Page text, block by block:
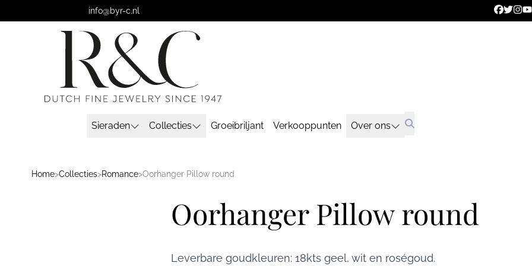
info@byr-c.nl
Sieraden Collecties Groeibriljant Verkooppunten Over ons
Home>Collecties>Romance>Oorhanger Pillow round
Oorhanger Pillow round
Leverbare goudkleuren: 18kts geel, wit en roségoud.